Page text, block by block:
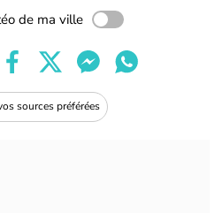
de ma ville
sources préférées